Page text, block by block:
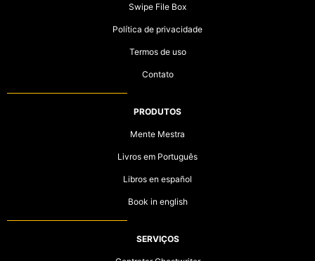
Swipe File Box
Política de privacidade
Termos de uso
Contato
PRODUTOS
Mente Mestra
Livros em Português
Libros en español
Book in english
SERVIÇOS